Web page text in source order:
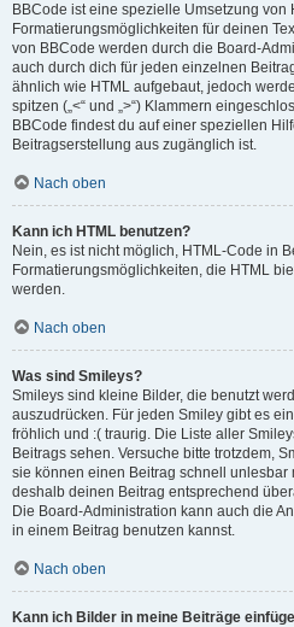
BBCode ist eine spezielle Umsetzung von
Formatierungsmöglichkeiten für deinen
von BBCode werden durch die Board-
auch durch dich für jeden einzelnen
ähnlich wie HTML aufgebaut, jedoch
spitzen („<“ und „>“) Klammern
BBCode findest du auf einer speziellen
Beitragserstellung aus zugänglich ist.
Nach oben
Kann ich HTML benutzen?
Nein, es ist nicht möglich, HTML-Code in
Formatierungsmöglichkeiten, die HTML
werden.
Nach oben
Was sind Smileys?
Smileys sind kleine Bilder, die benutzt
auszudrücken. Für jeden Smiley gibt es
fröhlich und :( traurig. Die Liste aller
Beitrags sehen. Versuche bitte trotzdem,
sie können einen Beitrag schnell
deshalb deinen Beitrag entsprechend
Die Board-Administration kann auch die
in einem Beitrag benutzen kannst.
Nach oben
Kann ich Bilder in meine Beiträge